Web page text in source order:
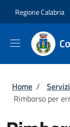
Regione Calabria
Briciole
Home / Servizi
Rimborso per